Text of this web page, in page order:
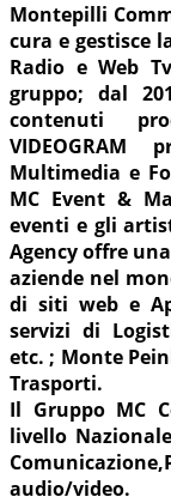
Montepilli
cura e gestisce
Radio e Web
gruppo; dal
contenuti
VIDEOGRAM
Multimedia e
MC Event &
eventi e gli
Agency offre
aziende nel
di siti web e
servizi di
etc. ; Monte
Trasporti.
Il Gruppo MC
livello
audio/video.